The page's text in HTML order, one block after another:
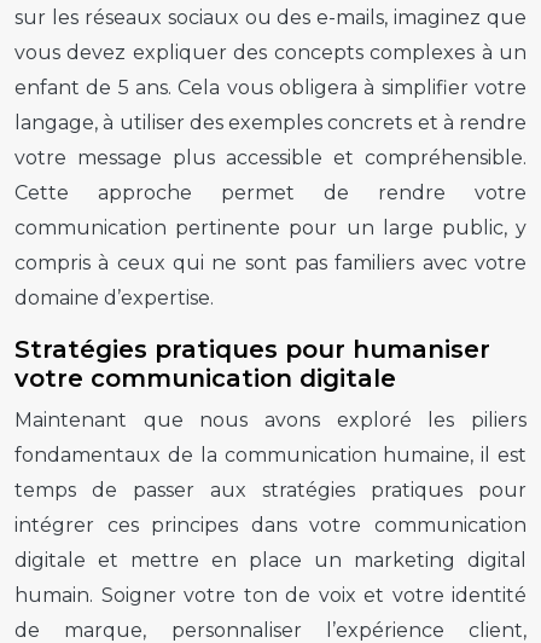
sur les réseaux sociaux ou des e-mails, imaginez que
vous devez expliquer des concepts complexes à un
enfant de 5 ans. Cela vous obligera à simplifier votre
langage, à utiliser des exemples concrets et à rendre
votre message plus accessible et compréhensible.
Cette approche permet de rendre votre
communication pertinente pour un large public, y
compris à ceux qui ne sont pas familiers avec votre
domaine d’expertise.
Stratégies pratiques pour humaniser
votre communication digitale
Maintenant que nous avons exploré les piliers
fondamentaux de la communication humaine, il est
temps de passer aux stratégies pratiques pour
intégrer ces principes dans votre communication
digitale et mettre en place un marketing digital
humain. Soigner votre ton de voix et votre identité
de marque, personnaliser l’expérience client,